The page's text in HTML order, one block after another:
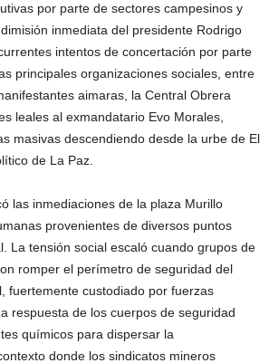
por parte de sectores campesinos y
inmediata del presidente Rodrigo
intentos de concertación por parte
principales organizaciones sociales, entre
aimaras, la Central Obrera
leales al exmandatario Evo Morales,
masivas descendiendo desde la urbe de El
de La Paz.
las inmediaciones de la plaza Murillo
provenientes de diversos puntos
La tensión social escaló cuando grupos de
romper el perímetro de seguridad del
fuertemente custodiado por fuerzas
respuesta de los cuerpos de seguridad
químicos para dispersar la
donde los sindicatos mineros